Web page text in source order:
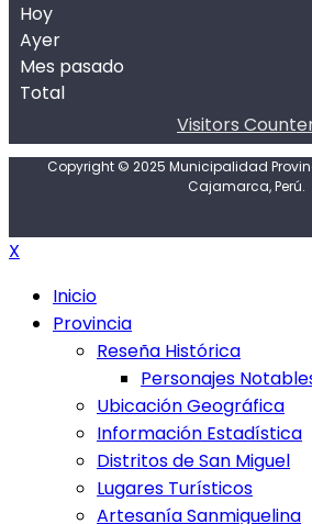
Hoy
Ayer
Mes pasado
Total
Visitors
Copyright © 2025 Municipalidad
Cajamarca, Perú.
X
Inicio
Provincia
Reseña Histórica
Personajes
Ubicación Geográfica
Información Estadística
Distritos de San Miguel
Lugares Turísticos
Artesanía Sanmiguelina